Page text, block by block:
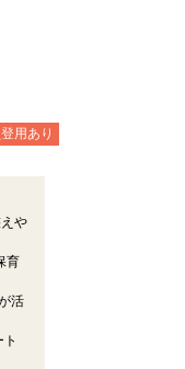
用あり
や
育
活